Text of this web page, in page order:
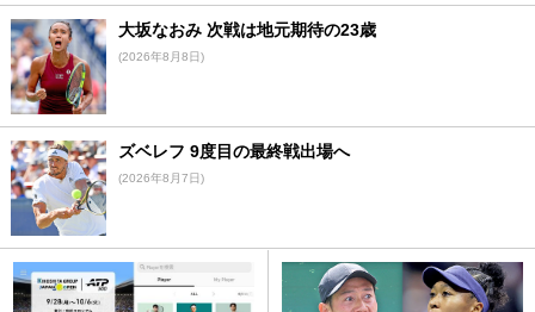
大坂なおみ 次戦は地元期待の23歳
(2026年8月8日)
ズベレフ 9度目の最終戦出場へ
(2026年8月7日)